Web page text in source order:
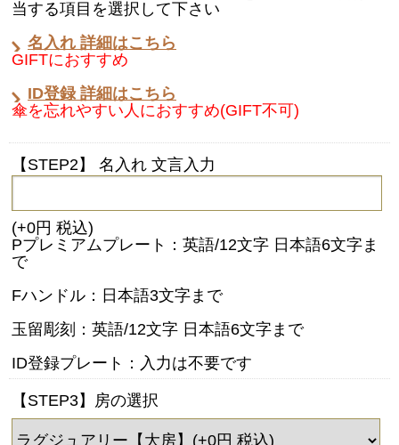
当する項目を選択して下さい
名入れ 詳細はこちら
GIFTにおすすめ
ID登録 詳細はこちら
傘を忘れやすい人におすすめ(GIFT不可)
【STEP2】 名入れ 文言入力
(+0円 税込)
Pプレミアムプレート：英語/12文字 日本語6文字ま
で
Fハンドル：日本語3文字まで
玉留彫刻：英語/12文字 日本語6文字まで
ID登録プレート：入力は不要です
【STEP3】房の選択